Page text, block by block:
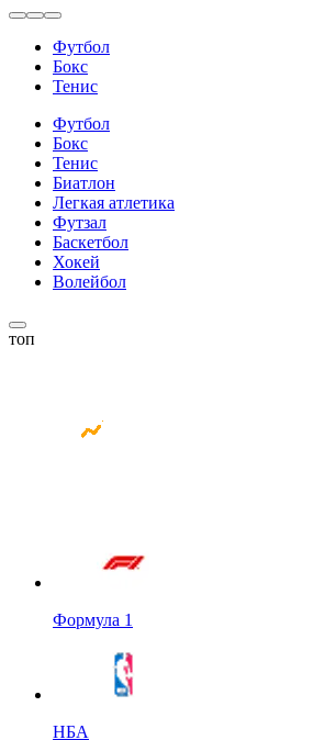
Футбол
Бокс
Тенис
Футбол
Бокс
Тенис
Биатлон
Легкая атлетика
Футзал
Баскетбол
Хокей
Волейбол
топ
Формула 1
НБА